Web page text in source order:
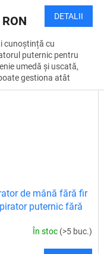
DETALII
cunoștință cu
puternic pentru
umedă și uscată,
gestiona atât
zilnică, cât și curățarea
de mână fără fir
puternic fără
În stoc (>5 buc.)